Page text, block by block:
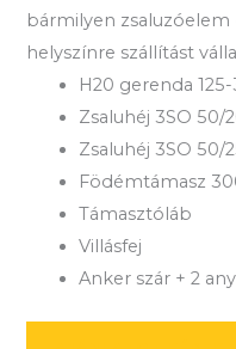
bármilyen zsaluzóelem
helyszínre szállítást
H20 gerenda
Zsaluhéj 3SO 50/
Zsaluhéj 3SO 50/
Födémtámasz
Támasztóláb
Villásfej
Anker szár + 2